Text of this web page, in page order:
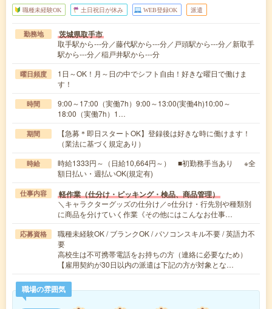
職種未経験OK 土日祝日が休み WEB登録OK 派遣
勤務地 茨城県取手市
取手駅から---分／藤代駅から---分／戸頭駅から---分／新取手
駅から---分／稲戸井駅から---分
曜日頻度
1日～OK！月～日の中でシフト自由！好きな曜日で働けま
す！
時間
9:00～17:00（実働7h）9:00～13:00(実働4h)10:00～
18:00（実働7h）1…
期間
【急募＊即日スタートOK】登録後は好きな時に働けます！
（業法に基づく規定あり）
時給
時給1333円～（日給10,664円～） ■初勤務手当あり ※全
額日払い・週払いOK(規定有)
仕事内容 軽作業（仕分け・ピッキング・検品、商品管理）
＼キャラクターグッズの仕分け／○仕分け・行先別や種類別
に商品を分けていく作業《その他にはこんなお仕事…
応募資格
職種未経験OK / ブランクOK / パソコンスキル不要 / 英語力不
要
高校生は不可携帯電話をお持ちの方（連絡に必要なため）
【雇用契約が30日以内の派遣は下記の方が対象とな…
職場の雰囲気